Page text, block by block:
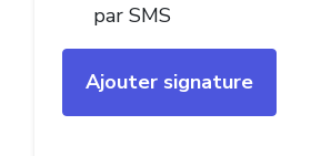
par SMS